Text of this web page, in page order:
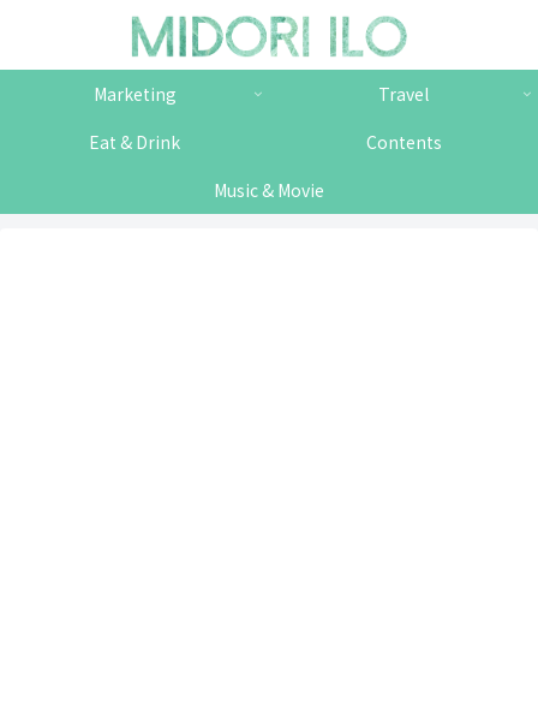
Marketing
Travel
Eat & Drink
Contents
Music & Movie